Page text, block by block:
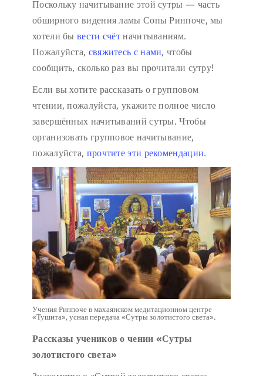
Поскольку начитывание этой сутры — часть
обширного видения ламы Сопы Ринпоче, мы
хотели бы вести счётначитываниям.
Пожалуйста, свяжитесь с нами, чтобы
сообщить, сколько раз вы прочитали сутру!
Если вы хотите рассказать о групповом
чтении, пожалуйста, укажите полное число
завершённых начитываний сутры. Чтобы
организовать групповое начитывание,
пожалуйста, прочтите эти рекомендации.
Учения Ринпоче в махаянском медитационном центре
«Тушита», усная передача «Сутры золотистого света».
Рассказы учеников о чении «Сутры
золотистого света»